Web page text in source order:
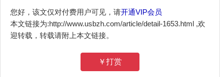
您好，该文仅对付费用户可见，请开通VIP会员
本文链接为:http://www.usbzh.com/article/detail-1653.html ,欢
迎转载，转载请附上本文链接。
￥打赏